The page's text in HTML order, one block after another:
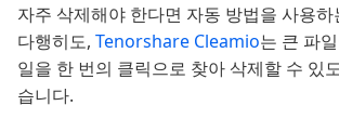
자주 삭제해야 한다면 자동 방법을 사용
다행히도, Tenorshare Cleamio는 큰 파
일을 한 번의 클릭으로 찾아 삭제할 수 있
습니다.